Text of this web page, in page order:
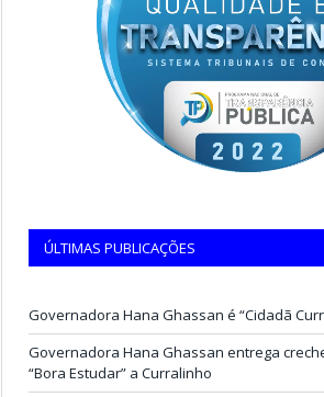
ÚLTIMAS PUBLICAÇÕES
Governadora Hana Ghassan é “Cidadã
Governadora Hana Ghassan entrega
“Bora Estudar” a Curralinho